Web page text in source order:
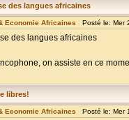
des langues africaines
Economie Africaines Posté le: Mer
des langues africaines
on assiste en ce
libres!
Economie Africaines Posté le: Mer